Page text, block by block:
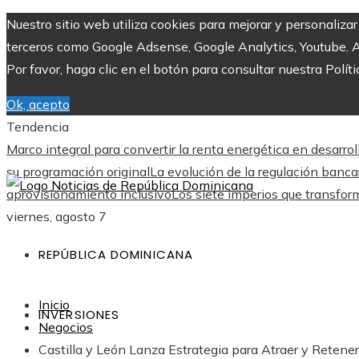
Nuestro sitio web utiliza cookies para mejorar y
terceros como Google Adsense, Google Analytics,
Por favor, haga clic en el botón para consultar nuestra
Ok, acepto
Tendencia
Marco integral para convertir la renta energética en
su programación originalLa evolución de la regulación
aprovisionamiento inclusivoLos siete imperios que
viernes, agosto 7
REPÚBLICA DOMINICANA
INVERSIONES
Inicio
Negocios
Castilla y León Lanza Estrategia para Atraer y